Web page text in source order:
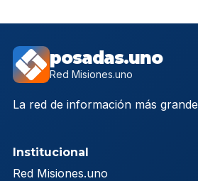
posadas.uno
Red Misiones.uno
La red de información más
Institucional
Red Misiones.uno